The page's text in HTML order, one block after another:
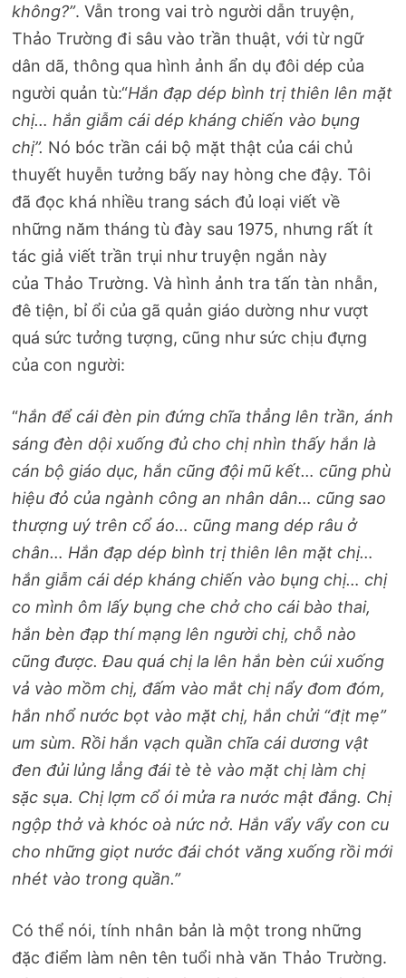
không?”. Vẫn trong vai trò người dẫn truyện,
Thảo Trường đi sâu vào trần thuật, với từ ngữ
dân dã, thông qua hình ảnh ẩn dụ đôi dép của
người quản tù:“Hắn đạp dép bình trị thiên lên mặt
chị… hắn giẫm cái dép kháng chiến vào bụng
chị”. Nó bóc trần cái bộ mặt thật của cái chủ
thuyết huyễn tưởng bấy nay hòng che đậy. Tôi
đã đọc khá nhiều trang sách đủ loại viết về
những năm tháng tù đày sau 1975, nhưng rất ít
tác giả viết trần trụi như truyện ngắn này
của Thảo Trường. Và hình ảnh tra tấn tàn nhẫn,
đê tiện, bỉ ổi của gã quản giáo dường như vượt
quá sức tưởng tượng, cũng như sức chịu đựng
của con người:
“hắn để cái đèn pin đứng chĩa thẳng lên trần, ánh
sáng đèn dội xuống đủ cho chị nhìn thấy hắn là
cán bộ giáo dục, hắn cũng đội mũ kết… cũng phù
hiệu đỏ của ngành công an nhân dân… cũng sao
thượng uý trên cổ áo… cũng mang dép râu ở
chân… Hắn đạp dép bình trị thiên lên mặt chị…
hắn giẫm cái dép kháng chiến vào bụng chị… chị
co mình ôm lấy bụng che chở cho cái bào thai,
hắn bèn đạp thí mạng lên người chị, chỗ nào
cũng được. Đau quá chị la lên hắn bèn cúi xuống
vả vào mồm chị, đấm vào mắt chị nẩy đom đóm,
hắn nhổ nước bọt vào mặt chị, hắn chửi “địt mẹ”
um sùm. Rồi hắn vạch quần chĩa cái dương vật
đen đủi lủng lẳng đái tè tè vào mặt chị làm chị
sặc sụa. Chị lợm cổ ói mửa ra nước mật đắng. Chị
ngộp thở và khóc oà nức nở. Hắn vẩy vẩy con cu
cho những giọt nước đái chót văng xuống rồi mới
nhét vào trong quần.”
Có thể nói, tính nhân bản là một trong những
đặc điểm làm nên tên tuổi nhà văn Thảo Trường.